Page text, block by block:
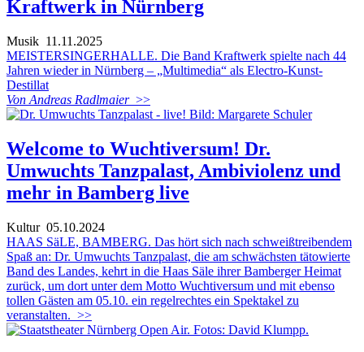
Kraftwerk in Nürnberg
Musik 11.11.2025
MEISTERSINGERHALLE. Die Band Kraftwerk spielte nach 44
Jahren wieder in Nürnberg – „Multimedia“ als Electro-Kunst-
Destillat
Von Andreas Radlmaier>>
Welcome to Wuchtiversum! Dr.
Umwuchts Tanzpalast, Ambiviolenz und
mehr in Bamberg live
Kultur05.10.2024
HAAS SäLE, BAMBERG. Das hört sich nach schweißtreibendem
Spaß an: Dr. Umwuchts Tanzpalast, die am schwächsten tätowierte
Band des Landes, kehrt in die Haas Säle ihrer Bamberger Heimat
zurück, um dort unter dem Motto Wuchtiversum und mit ebenso
tollen Gästen am 05.10. ein regelrechtes ein Spektakel zu
veranstalten. >>